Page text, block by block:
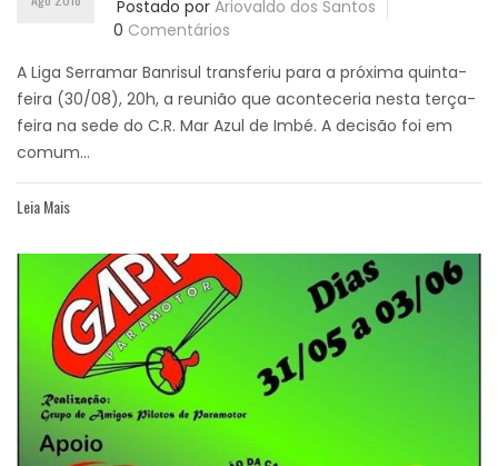
Postado por Ariovaldo dos Santos
0 Comentários
A Liga Serramar Banrisul transferiu para a próxima quinta-
feira (30/08), 20h, a reunião que aconteceria nesta terça-
feira na sede do C.R. Mar Azul de Imbé. A decisão foi em
comum...
Leia Mais